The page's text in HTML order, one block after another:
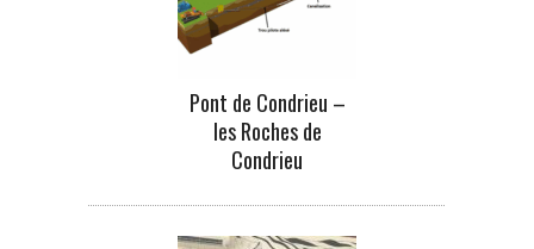
Pont de Condrieu –
les Roches de
Condrieu